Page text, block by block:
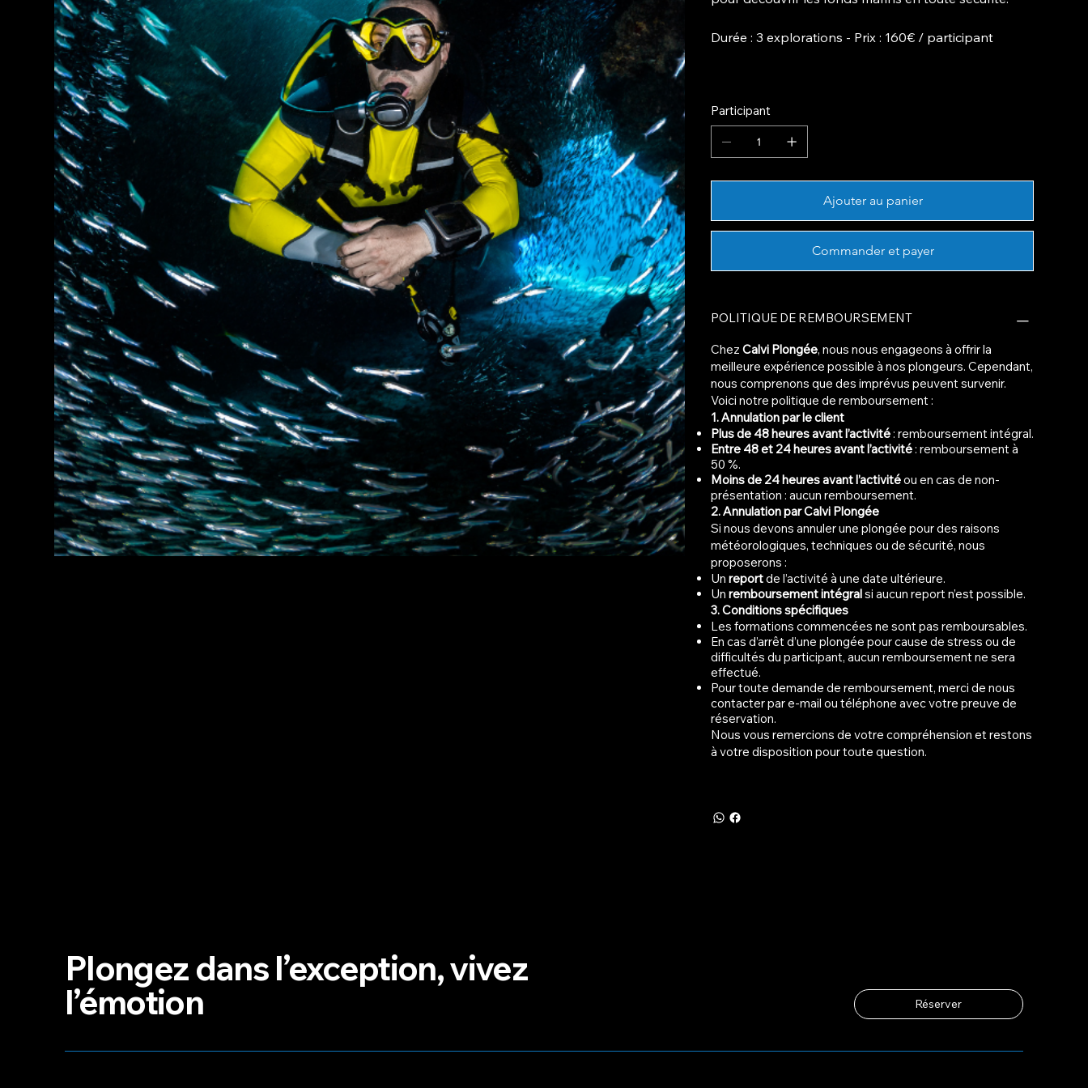
Durée : 3 explorations - Prix: 160€ / participant
Participant
Ajouter au panier
Commander et payer
POLITIQUE DE REMBOURSEMENT
Chez Calvi Plongée, nous nous engageons à offrir la
meilleure expérience possible à nos plongeurs. Cependant,
nous comprenons que des imprévus peuvent survenir.
Voici notre politique de remboursement :
1. Annulation par le client
Plus de 48 heures avant l’activité: remboursement intégral.
Entre 48 et 24 heures avant l’activité: remboursement à
50 %.
Moins de 24 heures avant l’activitéou en cas de non-
présentation : aucun remboursement.
2. Annulation par Calvi Plongée
Si nous devons annuler une plongée pour des raisons
météorologiques, techniques ou de sécurité, nous
proposerons :
Un reportde l’activité à une date ultérieure.
Un remboursement intégralsi aucun report n’est possible.
3. Conditions spécifiques
Les formations commencées ne sont pas remboursables.
En cas d’arrêt d’une plongée pour cause de stress ou de
difficultés du participant, aucun remboursement ne sera
effectué.
Pour toute demande de remboursement, merci de nous
contacter par e-mail ou téléphone avec votre preuve de
réservation.
Nous vous remercions de votre compréhension et restons
à votre disposition pour toute question.
Plongez dans l’exception, vivez
l’émotion Réserver